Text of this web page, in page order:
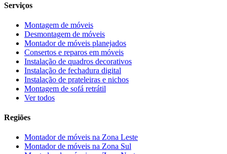
Serviços
Montagem de móveis
Desmontagem de móveis
Montador de móveis planejados
Consertos e reparos em móveis
Instalação de quadros decorativos
Instalação de fechadura digital
Instalação de prateleiras e nichos
Montagem de sofá retrátil
Ver todos
Regiões
Montador de móveis na Zona Leste
Montador de móveis na Zona Sul